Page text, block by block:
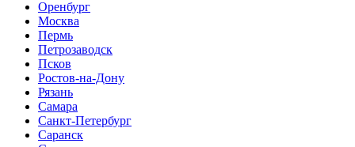
Оренбург
Москва
Пермь
Петрозаводск
Псков
Ростов-на-Дону
Рязань
Самара
Санкт-Петербург
Саранск